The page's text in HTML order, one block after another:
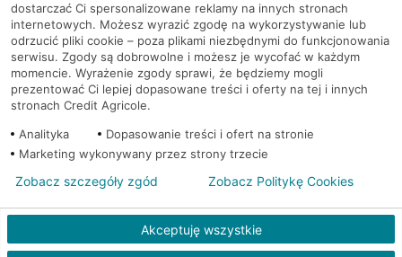
Regulamin serwisu
Mapa serwisu
PolitykaCookies
© 2026 Credit Agricole Bank Polska S.A. Wszelkie prawa zastrzeżone
dostarczać Ci spersonalizowane reklamy na innych stronach
internetowych. Możesz wyrazić zgodę na wykorzystywanie lub
odrzucić pliki cookie – poza plikami niezbędnymi do funkcjonowania
serwisu. Zgody są dobrowolne i możesz je wycofać w każdym
momencie. Wyrażenie zgody sprawi, że będziemy mogli
prezentować Ci lepiej dopasowane treści i oferty na tej i innych
stronach Credit Agricole.
Analityka
Dopasowanie treści i ofert na stronie
Marketing wykonywany przez strony trzecie
Akceptuję wszystkie
Zobacz szczegóły zgód Zobacz Politykę Cookies